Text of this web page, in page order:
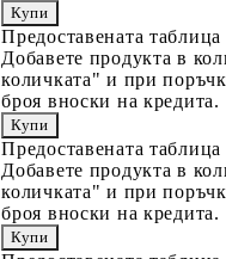
Предоставената
Добавете продукта в
количката" и при
броя вноски на кредита.
Предоставената
Добавете продукта в
количката" и при
броя вноски на кредита.